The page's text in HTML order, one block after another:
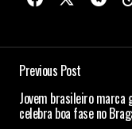
Previous Post
Jovem brasileiro marca
celebra boa fase no